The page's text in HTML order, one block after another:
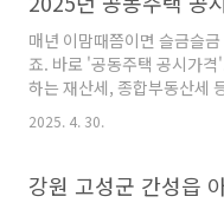
매년 이맘때쯤이면 슬금슬
죠. 바로 '공동주택 공시가
하는 재산세, 종합부동산세
한 기준이 되는 2025년 공동
내용을 핵심만 쏙쏙 정리해
는 방법 알아보기 지난 3월
2025. 4. 30.
강원 고성군 간성읍